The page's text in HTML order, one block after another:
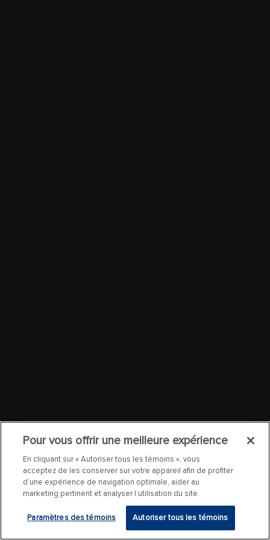
Pour vous offrir une meilleure expérience
En cliquant sur « Autoriser tous les témoins », vous
acceptez de les conserver sur votre appareil afin de profiter
d’une expérience de navigation optimale, aider au
marketing pertinent et analyser l’utilisation du site.
Paramètres des témoins Autoriser tous les témoins